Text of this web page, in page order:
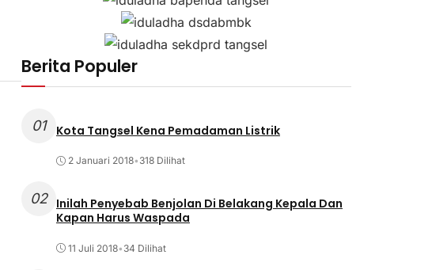
Berita Populer
01 Kota Tangsel Kena Pemadaman Listrik
2 Januari 2018• 318 Dilihat
02
Inilah Penyebab Benjolan Di Belakang Kepala Dan
Kapan Harus Waspada
11 Juli 2018• 34 Dilihat